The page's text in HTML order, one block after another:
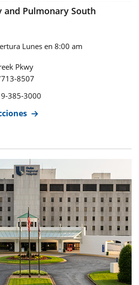
and Pulmonary South
Lunes en 8:00 am
Pkwy
8507
385-3000